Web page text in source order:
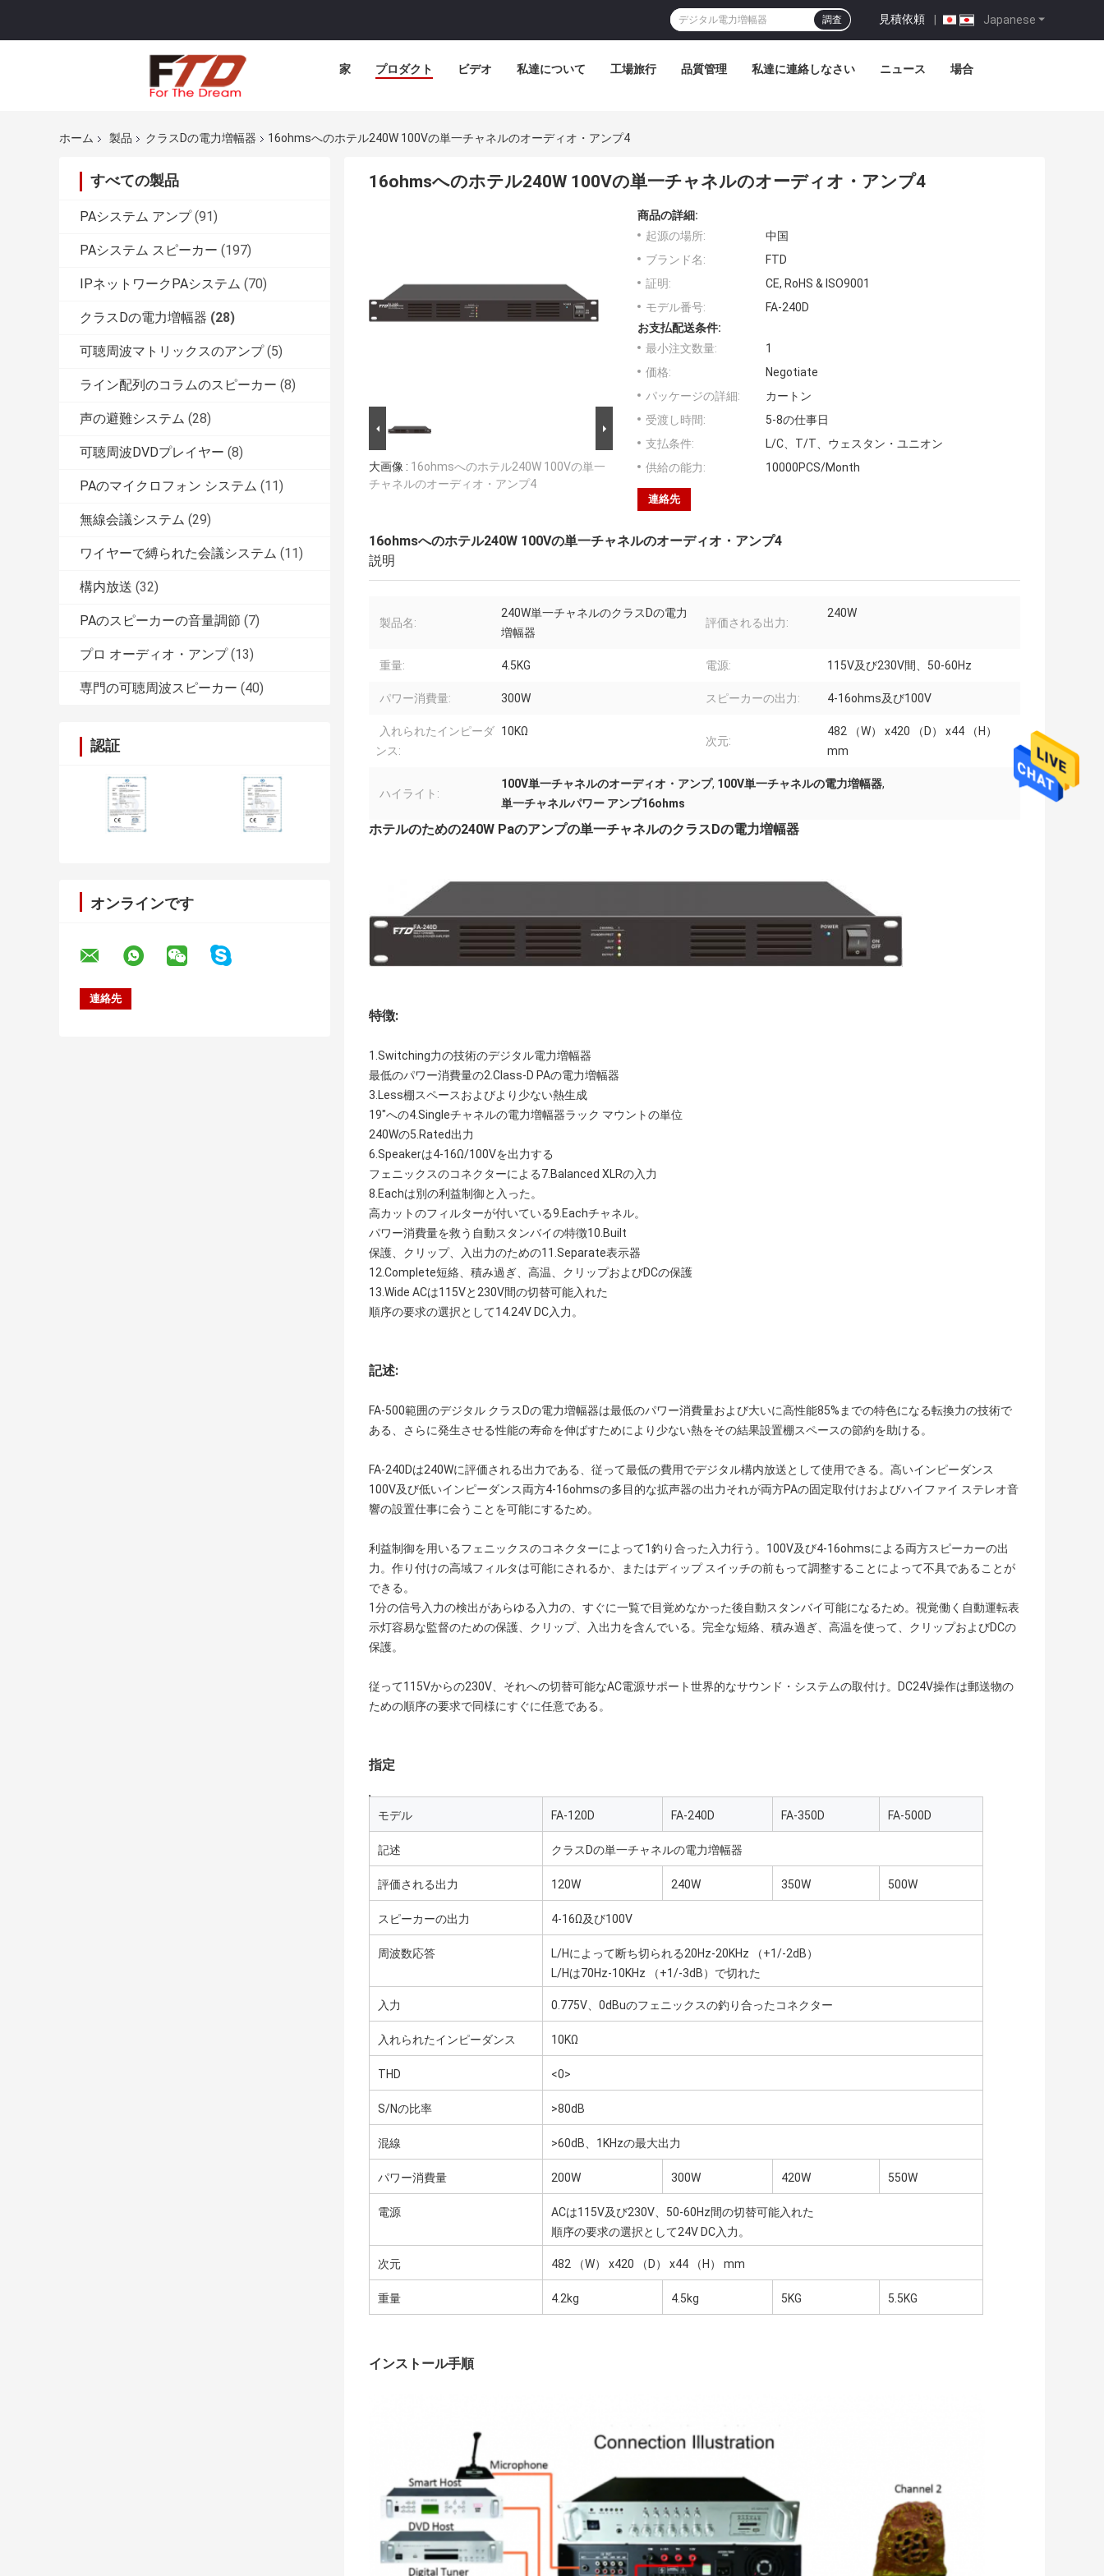
Japanese
見積依頼 |
調査
家 プロダクト ビデオ 私達について 工場旅行 品質管理 私達に連絡しなさい ニュース 場合
ホーム 製品 クラスDの電力増幅器 16ohmsへのホテル240W 100Vの単一チャネルのオーディオ・アンプ4
すべての製品
PAシステム アンプ (91)
PAシステム スピーカー (197)
IPネットワークPAシステム (70)
クラスDの電力増幅器 (28)
可聴周波マトリックスのアンプ (5)
ライン配列のコラムのスピーカー (8)
声の避難システム (28)
可聴周波DVDプレイヤー (8)
PAのマイクロフォン システム (11)
無線会議システム (29)
ワイヤーで縛られた会議システム (11)
構内放送 (32)
PAのスピーカーの音量調節 (7)
プロ オーディオ・アンプ (13)
専門の可聴周波スピーカー (40)
認証
オンラインです
16ohmsへのホテル240W 100Vの単一チャネルのオーディオ・アンプ4
大画像 : 16ohmsへのホテル240W 100Vの単一
チャネルのオーディオ・アンプ4
商品の詳細:
起源の場所:
中国
ブランド名:
FTD
証明:
CE, RoHS & ISO9001
モデル番号:
FA-240D
お支払配送条件:
最小注文数量:
1
価格:
Negotiate
パッケージの詳細:
カートン
受渡し時間:
5-8の仕事日
支払条件:
L/C、T/T、ウェスタン・ユニオン
供給の能力:
10000PCS/Month
連絡先
16ohmsへのホテル240W 100Vの単一チャネルのオーディオ・アンプ4
説明
製品名:
240W単一チャネルのクラスDの電力
増幅器
評価される出力:
240W
重量: 4.5KG 電源: 115V及び230V間、50-60Hz
パワー消費量: 300W スピーカーの出力: 4-16ohms及び100V
入れられたインピーダ
ンス:
10KΩ
次元:
482 （W） x420 （D） x44 （H）
mm
ハイライト:
100V単一チャネルのオーディオ・アンプ, 100V単一チャネルの電力増幅器,
単一チャネルパワー アンプ16ohms
ホテルのための240W Paのアンプの単一チャネルのクラスDの電力増幅器
特徴:
1.Switching力の技術のデジタル電力増幅器
最低のパワー消費量の2.Class-D PAの電力増幅器
3.Less棚スペースおよびより少ない熱生成
19"への4.Singleチャネルの電力増幅器ラック マウントの単位
240Wの5.Rated出力
6.Speakerは4-16Ω/100Vを出力する
フェニックスのコネクターによる7.Balanced XLRの入力
8.Eachは別の利益制御と入った。
高カットのフィルターが付いている9.Eachチャネル。
パワー消費量を救う自動スタンバイの特徴10.Built
保護、クリップ、入出力のための11.Separate表示器
12.Complete短絡、積み過ぎ、高温、クリップおよびDCの保護
13.Wide ACは115Vと230V間の切替可能入れた
順序の要求の選択として14.24V DC入力。
記述:
FA-500範囲のデジタル クラスDの電力増幅器は最低のパワー消費量および大いに高性能85%までの特色になる転換力の技術で
ある、さらに発生させる性能の寿命を伸ばすためにより少ない熱をその結果設置棚スペースの節約を助ける。
FA-240Dは240Wに評価される出力である、従って最低の費用でデジタル構内放送として使用できる。高いインピーダンス
100V及び低いインピーダンス両方4-16ohmsの多目的な拡声器の出力それが両方PAの固定取付けおよびハイファイ ステレオ音
響の設置仕事に会うことを可能にするため。
利益制御を用いるフェニックスのコネクターによって1釣り合った入力行う。100V及び4-16ohmsによる両方スピーカーの出
力。作り付けの高域フィルタは可能にされるか、またはディップ スイッチの前もって調整することによって不具であることが
できる。
1分の信号入力の検出があらゆる入力の、すぐに一覧で目覚めなかった後自動スタンバイ可能になるため。視覚働く自動運転表
示灯容易な監督のための保護、クリップ、入出力を含んでいる。完全な短絡、積み過ぎ、高温を使って、クリップおよびDCの
保護。
従って115Vからの230V、それへの切替可能なAC電源サポート世界的なサウンド・システムの取付け。DC24V操作は郵送物の
ための順序の要求で同様にすぐに任意である。
指定
モデル FA-120D FA-240D FA-350D FA-500D
記述 クラスDの単一チャネルの電力増幅器
評価される出力 120W 240W 350W 500W
スピーカーの出力 4-16Ω及び100V
周波数応答
L/Hによって断ち切られる20Hz-20KHz （+1/-2dB）
L/Hは70Hz-10KHz （+1/-3dB）で切れた
入力 0.775V、0dBuのフェニックスの釣り合ったコネクター
入れられたインピーダンス 10KΩ
THD <0>
S/Nの比率 >80dB
混線 >60dB、1KHzの最大出力
パワー消費量 200W 300W 420W 550W
電源
ACは115V及び230V、50-60Hz間の切替可能入れた
順序の要求の選択として24V DC入力。
次元 482 （W） x420 （D） x44 （H） mm
重量 4.2kg 4.5kg 5KG 5.5KG
インストール手順